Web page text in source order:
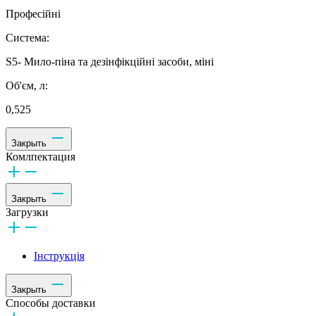
Професійні
Система:
S5- Мило-піна та дезінфікційні засоби, міні
Об'єм, л:
0,525
Закрыть
Комлпектация
Закрыть
Загрузки
Інструкція
Закрыть
Способы доставки